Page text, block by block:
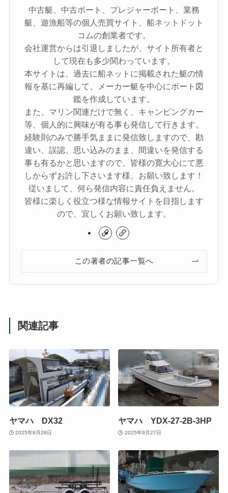
中古艇、中古ボート、プレジャーボート、業務
艇、遊漁船等の個人売買サイト、船ネットドット
コムの創業者です。
会社運営からは引退しましたが、サイト所有者と
して現在も多少関わっています。
本サイトは、過去に船ネットに掲載された艇の情
報を基に再編して、メーカー艇を中心にボート図
鑑を作成しています。
また、マリン関連だけで無く、キャンピングカー
等、個人的に興味が有る事も発信して行きます。
経験則のみで勝手気ままに発信致しますので、勘
違い、誤認、思い込みのまま、間違いを発信する
事も有るかと思いますので、皆様の寛大心にて悪
しからずお許し下さいます様、お願い致します！
従いまして、何ら発信内容に責任負えません。
皆様に楽しく役立つ様な情報サイトを目指します
ので、宜しくお願い致します。
この著者の記事一覧へ
関連記事
ヤマハ DX32
2025年9月28日
ヤマハ YDX-27-2B-3HP
2025年9月27日